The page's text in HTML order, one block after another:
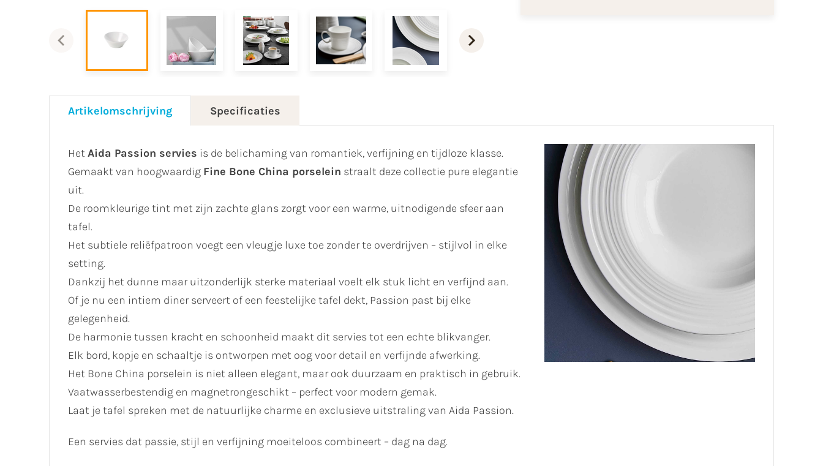
Artikelomschrijving Specificaties
Het Aida Passion servies is de belichaming van romantiek, verfijning en tijdloze klasse.
Gemaakt van hoogwaardig Fine Bone China porselein straalt deze collectie pure elegantie
uit.
De roomkleurige tint met zijn zachte glans zorgt voor een warme, uitnodigende sfeer aan
tafel.
Het subtiele reliëfpatroon voegt een vleugje luxe toe zonder te overdrijven – stijlvol in elke
setting.
Dankzij het dunne maar uitzonderlijk sterke materiaal voelt elk stuk licht en verfijnd aan.
Of je nu een intiem diner serveert of een feestelijke tafel dekt, Passion past bij elke
gelegenheid.
De harmonie tussen kracht en schoonheid maakt dit servies tot een echte blikvanger.
Elk bord, kopje en schaaltje is ontworpen met oog voor detail en verfijnde afwerking.
Het Bone China porselein is niet alleen elegant, maar ook duurzaam en praktisch in gebruik.
Vaatwasserbestendig en magnetrongeschikt – perfect voor modern gemak.
Laat je tafel spreken met de natuurlijke charme en exclusieve uitstraling van Aida Passion.
Een servies dat passie, stijl en verfijning moeiteloos combineert – dag na dag.